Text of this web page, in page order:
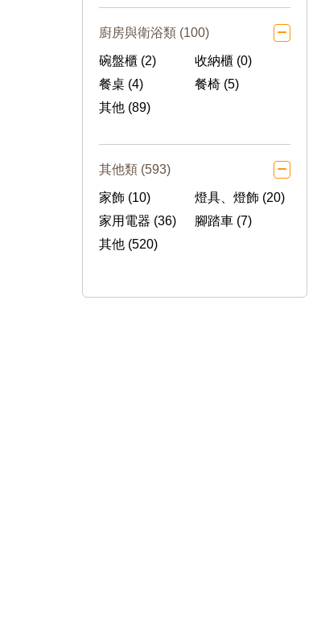
廚房與衛浴類 (100)
碗盤櫃 (2)
收納櫃 (0)
餐桌 (4)
餐椅 (5)
其他 (89)
其他類 (593)
家飾 (10)
燈具、燈飾 (20)
家用電器 (36)
腳踏車 (7)
其他 (520)